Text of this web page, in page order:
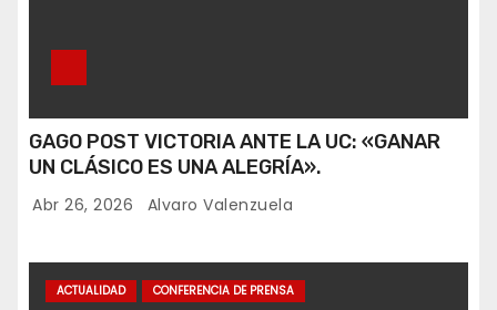
GAGO POST VICTORIA ANTE LA UC: «GANAR
UN CLÁSICO ES UNA ALEGRÍA».
Abr 26, 2026 Alvaro Valenzuela
ACTUALIDAD CONFERENCIA DE PRENSA